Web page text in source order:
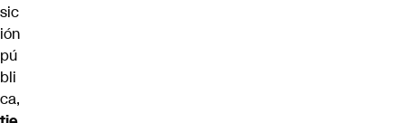
sic
ión
pú
bli
ca,